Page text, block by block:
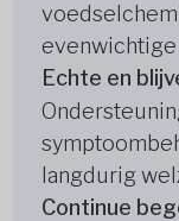
Echte en
langdurig
Continue